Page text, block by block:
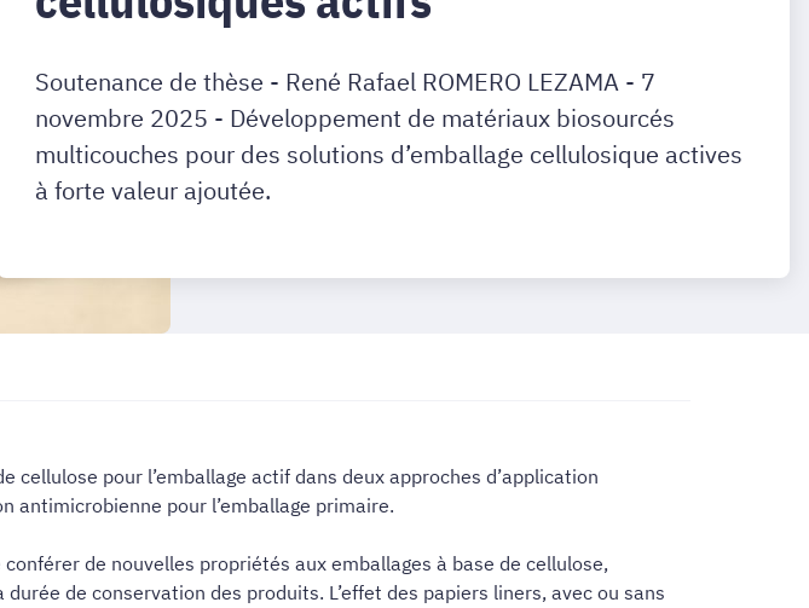
Soutenance de thèse - René Rafael ROMERO LEZAMA - 7
novembre 2025 - Développement de matériaux biosourcés
multicouches pour des solutions d’emballage cellulosique actives
à forte valeur ajoutée.
pour l’emballage actif dans deux approches d’application
antimicrobienne pour l’emballage primaire.
de nouvelles propriétés aux emballages à base de cellulose,
de conservation des produits. L’effet des papiers liners, avec ou sans